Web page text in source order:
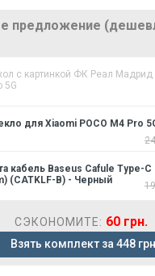
предложение
с картинкой ФК Реал
5G
для Xiaomi POCO M4 Pro
кабель Baseus Cafule Type-C
(CATKLF-B) - Черный
СЭКОНОМИТЕ: 60 грн.
Взять комплект за 448